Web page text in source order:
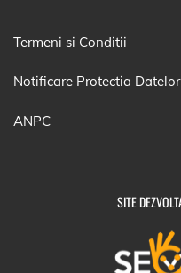
Termeni si Conditii
Notificare Protectia
ANPC
SITE